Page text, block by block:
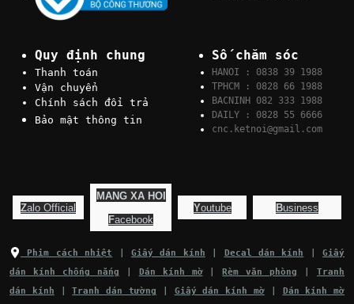
Quy định chung
Thanh toán
Vận chuyển
Chính sách đổi trả
Bảo mật thông tin
Số chăm sóc
HANOI : 0838 39 1988
TPHCM : 0828 66 1988
BACNINH 082 333 1988
DAILY : 0828 55 6666
cnc.ketnoi@gmail.com
Zalo Official
MANG XA HOI
Facebook
Youtube Business
Phim cách nhiệt Giấy dán kính Decal dán kính |Giấy
dán kính chống nắng
Dán kính mờ Rèm văn phòng |Tranh
dán kính
Tranh dán tường Giấy dán kính mờ
Dán kính mờ